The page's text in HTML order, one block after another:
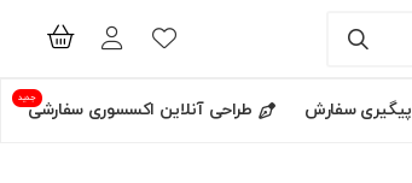
پیگیری سفارش طراحی آنلاین اکسسوری سفارشی
جدید